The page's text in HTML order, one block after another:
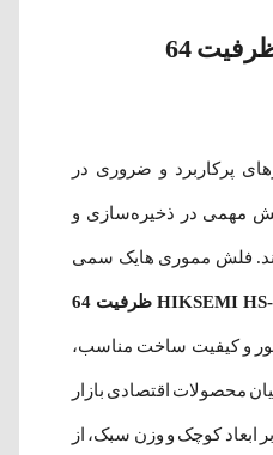
M200 USB 3.0 با ظرفیت 64
پرکاربرد و ضروری در
مهمی در ذخیره‌سازی و
فلش مموری هایک سمی
HIKSEMI HS-USB-M200 USB 3.0 ظرفیت 64
و کیفیت ساخت مناسب،
محصولات اقتصادی بازار
ابعاد کوچک و وزن سبک، از